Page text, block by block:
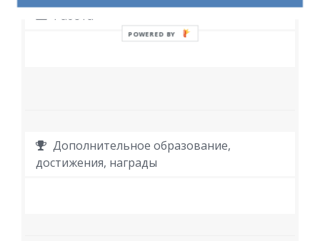
Работа
Дополнительное образование,
достижения, награды
POWERED BY